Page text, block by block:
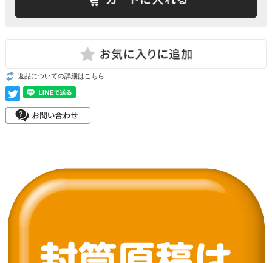
返品についての詳細はこちら